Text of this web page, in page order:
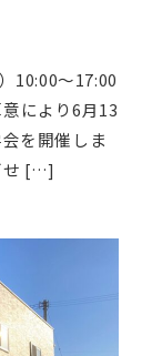
10:00〜17:00
により6月13
を開催しま
せ […]